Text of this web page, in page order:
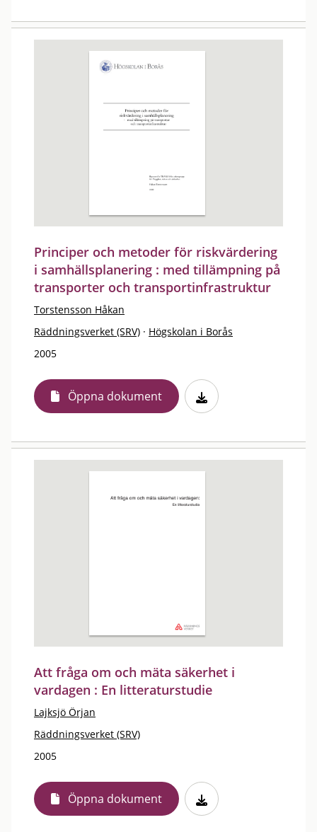
Principer och metoder för riskvärdering
i samhällsplanering : med tillämpning på
transporter och transportinfrastruktur
Torstensson Håkan
Räddningsverket (SRV) · Högskolan i Borås
2005
Öppna dokument
Att fråga om och mäta säkerhet i
vardagen : En litteraturstudie
Lajksjö Örjan
Räddningsverket (SRV)
2005
Öppna dokument